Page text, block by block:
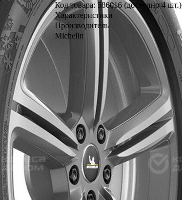
Код товара: 586016 (доступно 4 шт.)
Характеристики
Производитель
Michelin